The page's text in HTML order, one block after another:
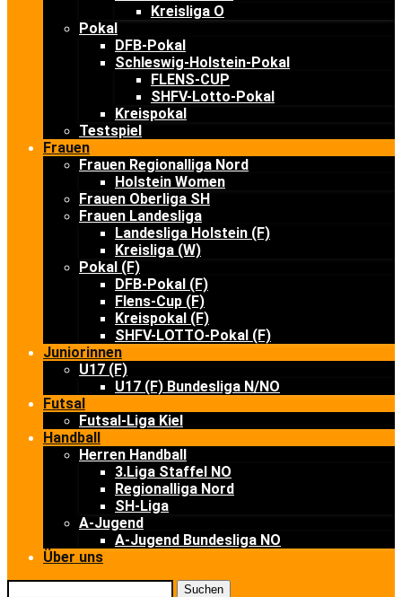
Kreisliga O
Pokal
DFB-Pokal
Schleswig-Holstein-Pokal
FLENS-CUP
SHFV-Lotto-Pokal
Kreispokal
Testspiel
Frauen
Frauen Regionalliga Nord
Holstein Women
Frauen Oberliga SH
Frauen Landesliga
Landesliga Holstein (F)
Kreisliga (W)
Pokal (F)
DFB-Pokal (F)
Flens-Cup (F)
Kreispokal (F)
SHFV-LOTTO-Pokal (F)
Juniorinnen
U17 (F)
U17 (F) Bundesliga N/NO
Futsal
Futsal-Liga Kiel
Handball
Herren Handball
3.Liga Staffel NO
Regionalliga Nord
SH-Liga
A-Jugend
A-Jugend Bundesliga NO
Über uns
Suchen